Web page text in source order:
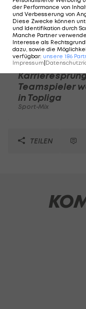
Teamspieler
in Topliga
Sport-Mix
TEILEN
der Performance von
und Verbesserung von
Diese Zwecke können
und Identifikation durch
Manche Partner
Interesse als
dazu, sowie die
verfügbar: unsere 186
Impressum